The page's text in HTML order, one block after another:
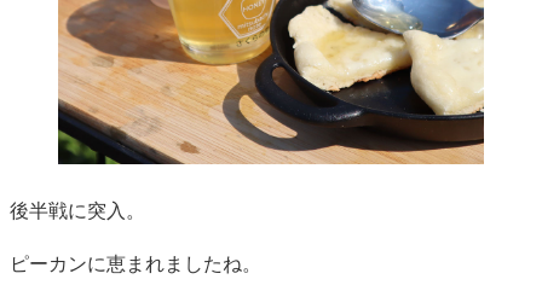
後半戦に突入。
ピーカンに恵まれましたね。